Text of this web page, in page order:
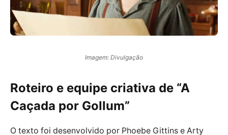
Imagem: Divulgação
Roteiro e equipe criativa de “A
Caçada por Gollum”
O texto foi desenvolvido por Phoebe Gittins e Arty